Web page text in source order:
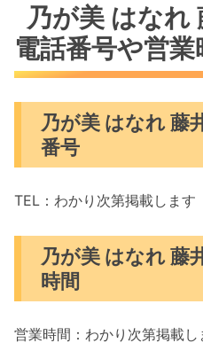
乃が美 はなれ
電話番号や営
乃が美 はなれ 藤
番号
TEL：わかり次第掲載します
乃が美 はなれ 藤
時間
営業時間：わかり次第掲載し